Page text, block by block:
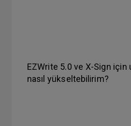
EZWrite 5.0 ve X-Sign için
nasıl yükseltebilirim?